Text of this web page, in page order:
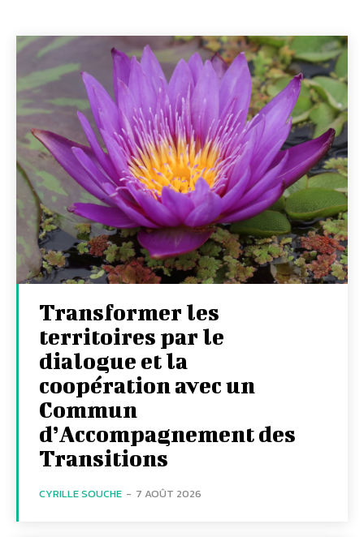
Transformer les
territoires par le
dialogue et la
coopération avec un
Commun
d’Accompagnement des
Transitions
CYRILLE SOUCHE - 7 AOÛT 2026